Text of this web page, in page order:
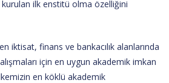
ilk enstitü olma özelliğini
finans ve bankacılık alanlarında
için en uygun akademik imkan
en köklü akademik